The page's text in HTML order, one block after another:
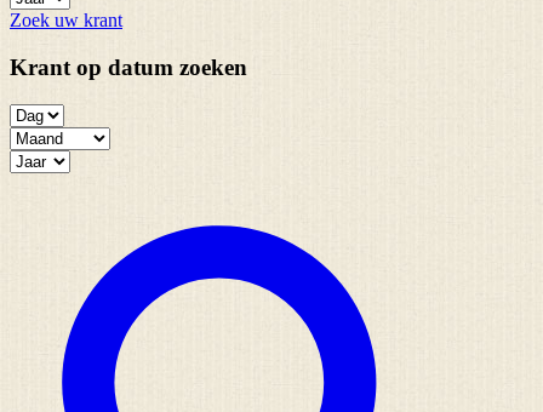
Zoek uw krant
Krant op datum zoeken